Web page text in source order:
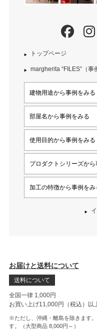
トップページ
margherita “FILES”（事
建物用途から事例をみる
部屋名から事例をみる
使用目的から事例をみる
プロダクトシリーズから
加工の特徴から事例をみ
お届けと送料について
送料について
全国一律 1,000円
お買い上げ11,000円（税込）以
※ただし、沖縄・離島を除きます
す。（大型商品 8,000円～）